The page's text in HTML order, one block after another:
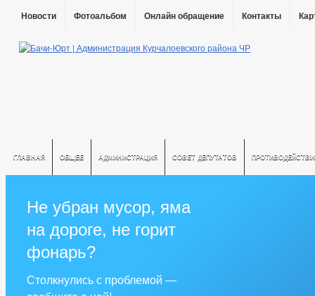
Новости Фотоальбом Онлайн обращение Контакты
ГЛАВНАЯ ОБЩЕЕ АДМИНИСТРАЦИЯ СОВЕТ ДЕПУТАТОВ
Не убран мусор, яма
на дороге, не горит
фонарь?
Столкнулись с проблемой —